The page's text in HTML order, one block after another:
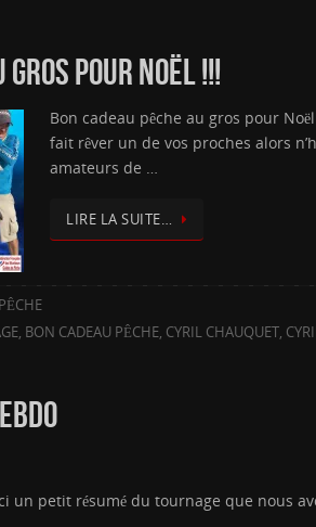
POUR NOËL !!!
Bon cadeau pêche au gros pour
fait rêver un de vos proches alors
amateurs de …
LIRE LA SUITE…
PÊCHE
, BON CADEAU PÊCHE, CYRIL CHAUQUET,
un petit résumé du tournage que nous